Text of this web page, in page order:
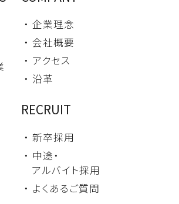
・ 企業理念
・ 会社概要
・ アクセス
・ 沿革
RECRUIT
・ 新卒採用
・ 中途・
アルバイト採用
・ よくあるご質問